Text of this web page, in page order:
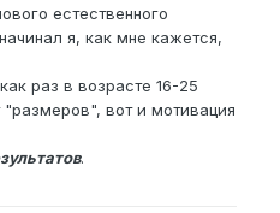
естественного
я, как мне кажется,
раз в возрасте 16-25
вот и мотивация
.